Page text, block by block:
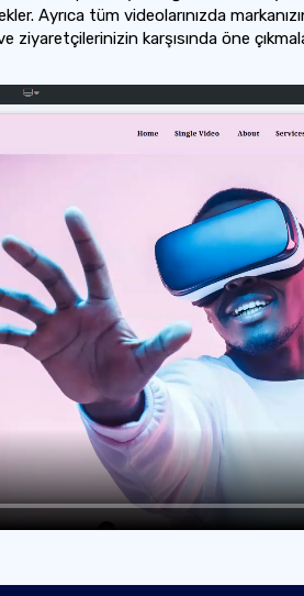
Ayrıca tüm videolarınızda
karşısında öne